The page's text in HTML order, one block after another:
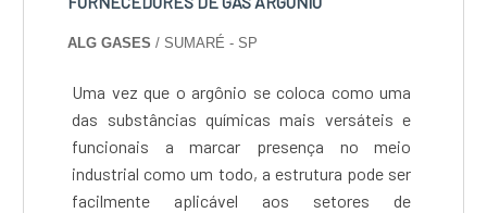
ALG GASES/ SUMARÉ - SP
Uma vez que o argônio se coloca como uma
das substâncias químicas mais versáteis e
funcionais a marcar presença no meio
industrial como um todo, a estrutura pode ser
facilmente aplicável aos setores de